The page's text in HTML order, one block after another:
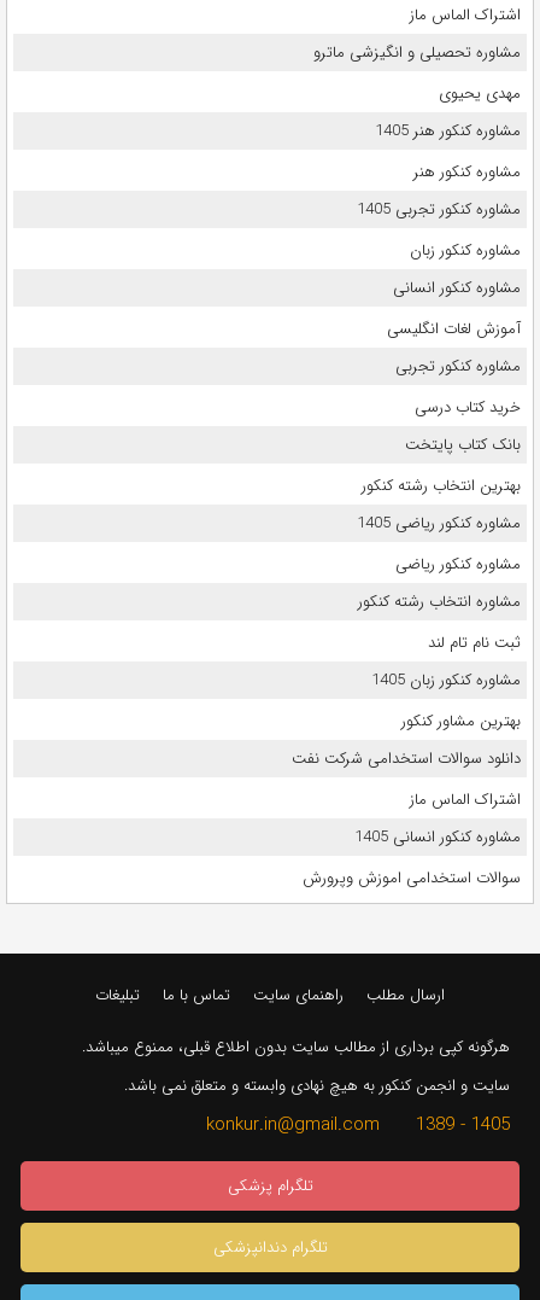
اشتراک الماس ماز
مشاوره تحصیلی و انگیزشی ماترو
مهدی یحیوی
مشاوره کنکور هنر 1405
مشاوره کنکور هنر
مشاوره کنکور تجربی 1405
مشاوره کنکور زبان
مشاوره کنکور انسانی
آموزش لغات انگلیسی
مشاوره کنکور تجربی
خرید کتاب درسی
بانک کتاب پایتخت
بهترین انتخاب رشته کنکور
مشاوره کنکور ریاضی 1405
مشاوره کنکور ریاضی
مشاوره انتخاب رشته کنکور
ثبت نام تام لند
مشاوره کنکور زبان 1405
بهترین مشاور کنکور
دانلود سوالات استخدامی شرکت نفت
اشتراک الماس ماز
مشاوره کنکور انسانی 1405
سوالات استخدامی اموزش وپرورش
ارسال مطلب راهنمای سایت تماس با ما تبلیغات
هرگونه کپی برداری از مطالب سایت بدون اطلاع قبلی، ممنوع میباشد.
سایت و انجمن کنکور به هیچ نهادی وابسته و متعلق نمی باشد.
1405 - 1389 konkur.in@gmail.com
تلگرام پزشکی
تلگرام دندانپزشکی